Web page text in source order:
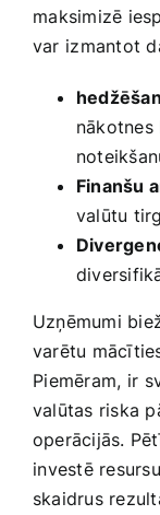
⁣maksimizē
var⁤ izmantot
nākotnes
Finanšu
valūtu
Uzņēmumi
varētu
⁢Piemēram, ir
valūtas riska
operācijās.‌
⁢investē
skaidrus‍